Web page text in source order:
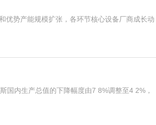
优势产能规模扩张，各环节核心设备厂商成长动
内生产总值的下降幅度由7 8%调整至4 2%，